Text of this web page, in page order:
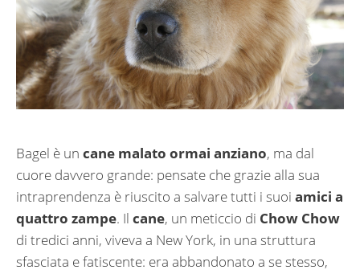
Bagel è un cane malato ormai anziano, ma dal
cuore davvero grande: pensate che grazie alla sua
intraprendenza è riuscito a salvare tutti i suoi amici a
quattro zampe. Il cane, un meticcio di Chow Chow
di tredici anni, viveva a New York, in una struttura
sfasciata e fatiscente: era abbandonato a se stesso,